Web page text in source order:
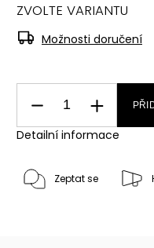
ZVOLTE VARIANTU
Možnosti doručení
Detailní informace
Zeptat se